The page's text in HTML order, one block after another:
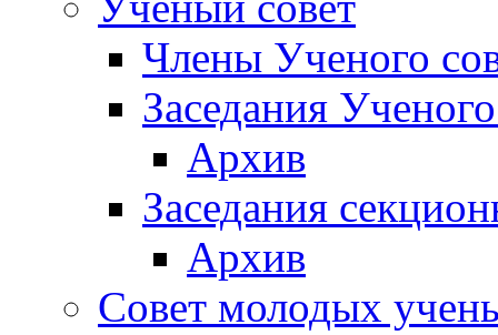
Члены Ученого
Заседания
Архив
Заседания
Архив
Совет молодых